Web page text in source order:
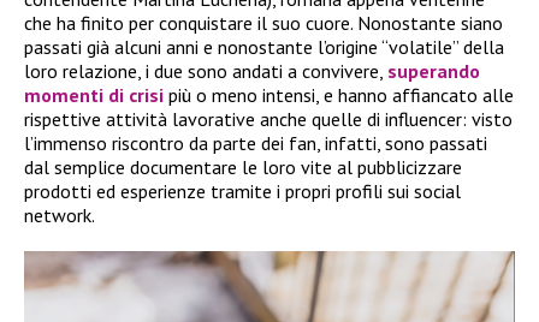
che ha finito per conquistare il suo cuore. Nonostante siano
passati già alcuni anni e nonostante l’origine “volatile” della
loro relazione, i due sono andati a convivere, superando
momenti di crisi più o meno intensi, e hanno affiancato alle
rispettive attività lavorative anche quelle di influencer: visto
l’immenso riscontro da parte dei fan, infatti, sono passati
dal semplice documentare le loro vite al pubblicizzare
prodotti ed esperienze tramite i propri profili sui social
network.